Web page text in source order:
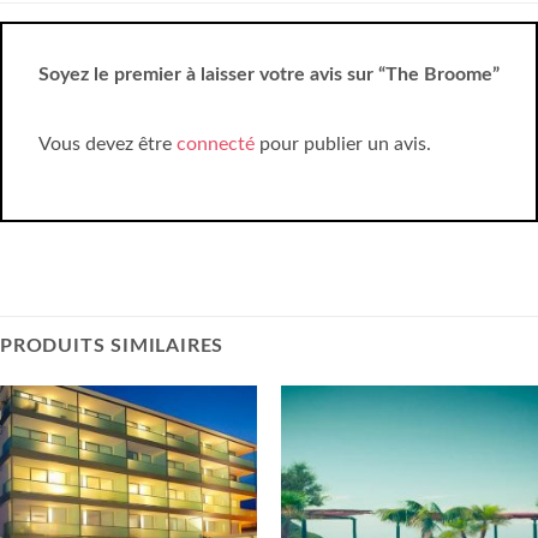
Soyez le premier à laisser votre avis sur “The Broome”
Vous devez être connecté pour publier un avis.
PRODUITS SIMILAIRES